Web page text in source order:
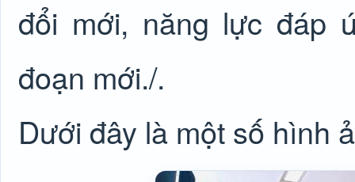
đổi mới, năng lực đáp
đoạn mới./.
Dưới đây là một số hình